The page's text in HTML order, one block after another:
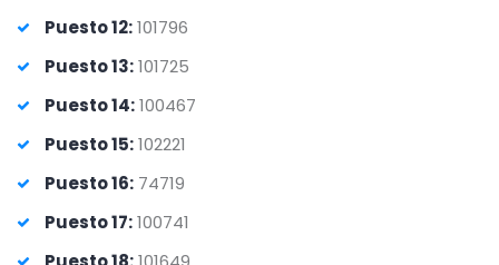
Puesto 12:101796
Puesto 13:101725
Puesto 14:100467
Puesto 15:102221
Puesto 16: 74719
Puesto 17:100741